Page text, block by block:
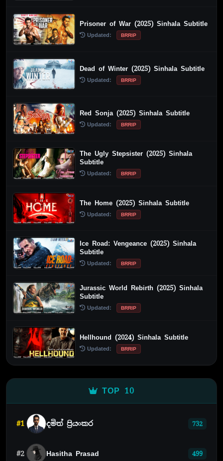
Prisoner of War (2025) Sinhala Subtitle
Updated: BRRIP
Dead of Winter (2025) Sinhala Subtitle
Updated: BRRIP
Red Sonja (2025) Sinhala Subtitle
Updated: BRRIP
The Ugly Stepsister (2025) Sinhala
Subtitle
Updated: BRRIP
The Home (2025) Sinhala Subtitle
Updated: BRRIP
Ice Road: Vengeance (2025) Sinhala
Subtitle
Updated: BRRIP
Jurassic World Rebirth (2025) Sinhala
Subtitle
Updated: BRRIP
Hellhound (2024) Sinhala Subtitle
Updated: BRRIP
TOP 10
#1 දමිත් ප්‍රියංකර 732
#2 Hasitha Prasad 499